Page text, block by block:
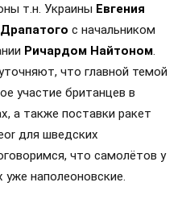
т.н. Украины Евгения
с начальником
Ричардом Найтоном.
что главной темой
участие британцев в
а также поставки ракет
для шведских
что самолётов у
наполеоновские.